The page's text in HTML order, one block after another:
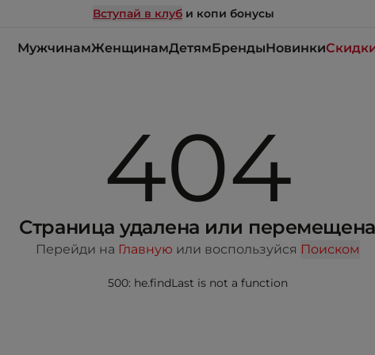
Вступай в клуб и копи бонусы
МужчинамЖенщинамДетямБрендыНовинки
404
Страница удалена или перемещена
Перейди на Главную или воспользуйся Поиском
500: he.findLast is not a function